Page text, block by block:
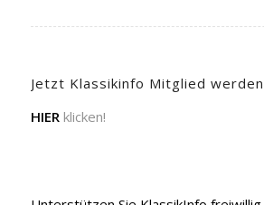
Jetzt Klassikinfo Mitglied
HIER klicken!